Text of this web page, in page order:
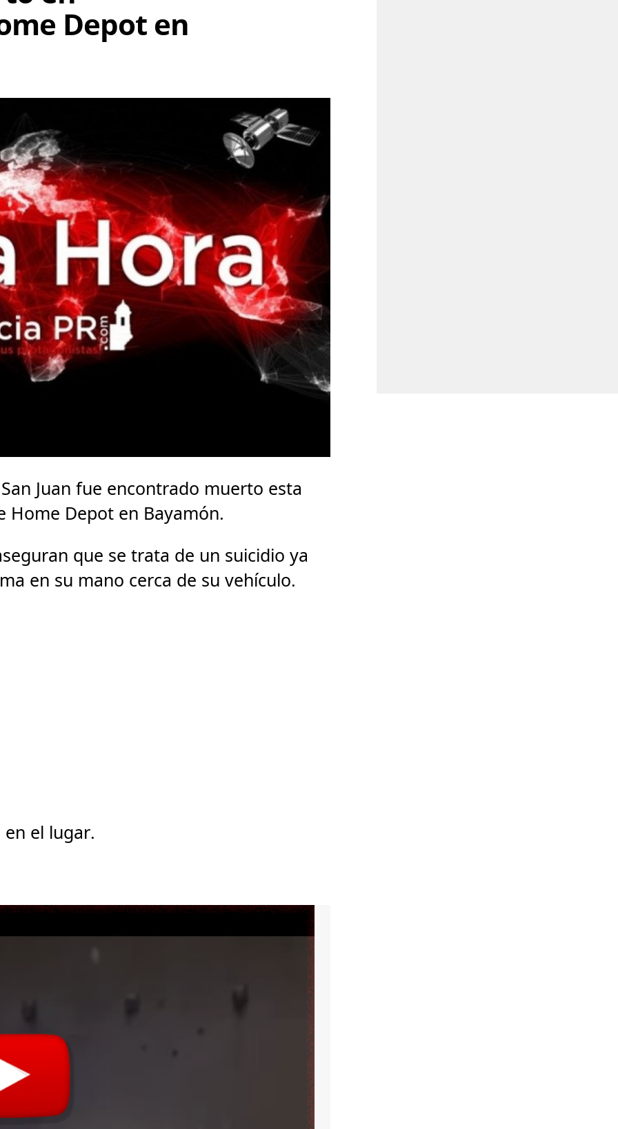
Depot en
Juan fue encontrado muerto esta
Home Depot en Bayamón.
que se trata de un suicidio ya
en su mano cerca de su vehículo.
el lugar.